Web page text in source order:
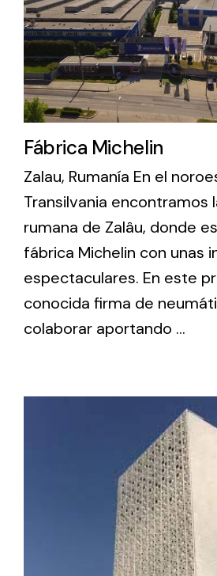
Fábrica Michelin
Zalau, Rumanía En el
Transilvania encontramos
rumana de Zalâu, donde
fábrica Michelin con unas
espectaculares. En este
conocida firma de
colaborar aportando ...